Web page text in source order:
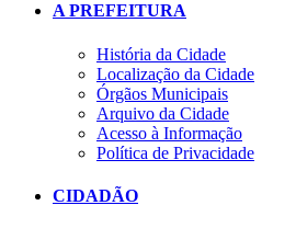
A PREFEITURA
História da Cidade
Localização da Cidade
Órgãos Municipais
Arquivo da Cidade
Acesso à Informação
Política de Privacidade
CIDADÃO